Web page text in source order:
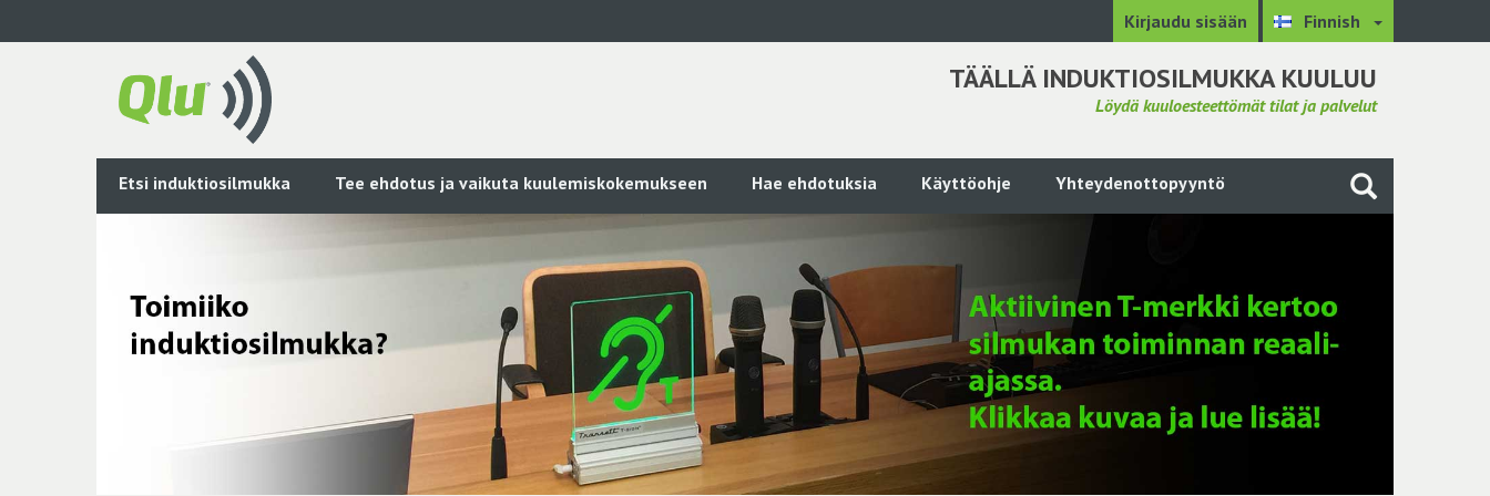
Kirjaudu sisään Finnish
TÄÄLLÄ INDUKTIOSILMUKKA KUULUU
Löydä kuuloesteettömät tilat ja palvelut
Etsi induktiosilmukka Tee ehdotus ja vaikuta kuulemiskokemukseen Hae ehdotuksia Käyttöohje Yhteydenottopyyntö